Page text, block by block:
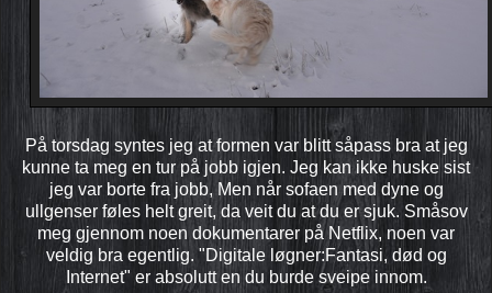
På torsdag syntes jeg at formen var blitt såpass bra at jeg
kunne ta meg en tur på jobb igjen. Jeg kan ikke huske sist
jeg var borte fra jobb, Men når sofaen med dyne og
ullgenser føles helt greit, da veit du at du er sjuk. Småsov
meg gjennom noen dokumentarer på Netflix, noen var
veldig bra egentlig. "Digitale løgner:Fantasi, død og
Internet" er absolutt en du burde sveipe innom.